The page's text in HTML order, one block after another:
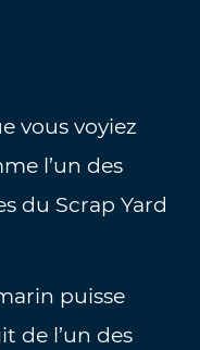
vous voyiez
l’un des
du Scrap Yard
puisse
de l’un des